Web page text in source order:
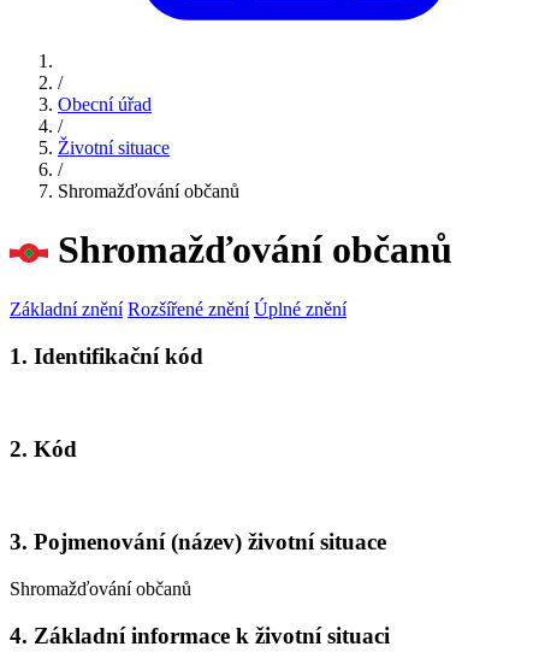
/
Obecní úřad
/
Životní situace
/
Shromažďování občanů
Shromažďování občanů
Základní znění Rozšířené znění Úplné znění
1. Identifikační kód
2. Kód
3. Pojmenování (název) životní situace
Shromažďování občanů
4. Základní informace k životní situaci